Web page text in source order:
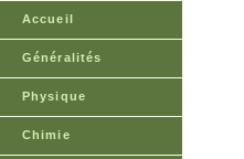
Accueil
Généralités
Physique
Chimie